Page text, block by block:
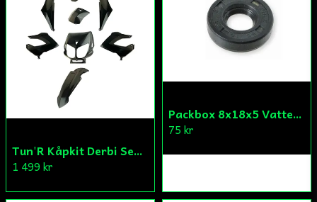
Tun'R Kåpkit Derbi Senda
1 499 kr
Packbox 8x18x5 Vattenpump Aprilia/Derbi/Gilera (original)
75 kr